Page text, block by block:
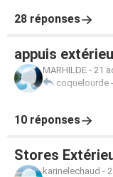
28 réponses
appuis
MARHILDE - 21
coquelourde -
10 réponses
Stores
karinelechaud -